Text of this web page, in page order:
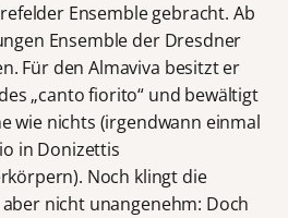
Ensemble gebracht. Ab
Ensemble der Dresdner
Für den Almaviva besitzt er
„canto fiorito“ und bewältigt
wie nichts (irgendwann einmal
in Donizettis
Noch klingt die
nicht unangenehm: Doch